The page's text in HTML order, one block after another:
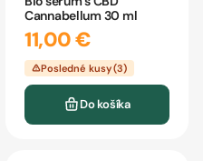
Cannabellum 30 ml
11,00 €
Posledné kusy (3)
Do košíka